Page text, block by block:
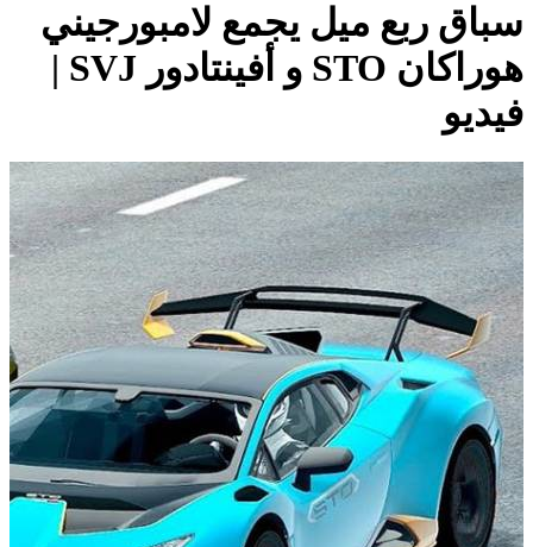
سباق ربع ميل يجمع لامبورجيني
هوراكان STO و أفينتادور SVJ |
فيديو